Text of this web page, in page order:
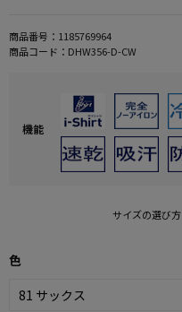
商品番号： 1185769964
商品コード： DHW356-D-CW
機能
サイズの選び方
色